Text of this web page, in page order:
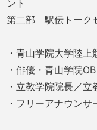
ント
第二部 駅伝トーク
・青山学院大学陸
・俳優・青山学院
・立教学院院長／
・フリーアナウン